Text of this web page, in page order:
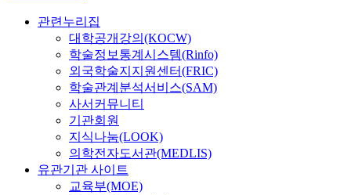
관련누리집
대학공개강의(KOCW)
학술정보통계시스템(Rinfo)
외국학술지지원센터(FRIC)
학술관계분석서비스(SAM)
사서커뮤니티
기관회원
지식나눔(LOOK)
의학전자도서관(MEDLIS)
유관기관 사이트
교육부(MOE)